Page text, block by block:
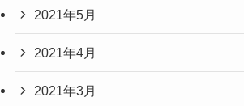
2021年5月
2021年4月
2021年3月